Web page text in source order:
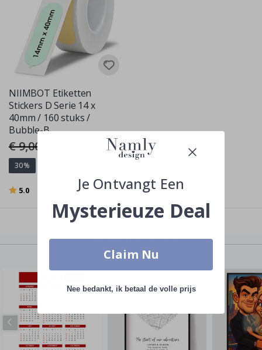
NIIMBOT Etiketten
Stickers D Serie 14 x
40mm / 160 stuks /
Bubble-B
€ 9,00
30%
Beoordeling:
5.0
Laatst bekeken
Je Ontvangt Een
Mysterieuze Deal
Claim Nu
Nee bedankt, ik betaal de volle prijs